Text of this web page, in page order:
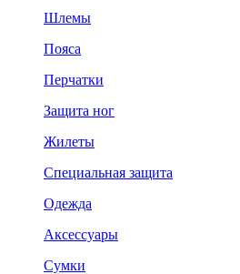
Шлемы
Пояса
Перчатки
Защита ног
Жилеты
Специальная защита
Одежда
Аксессуары
Сумки